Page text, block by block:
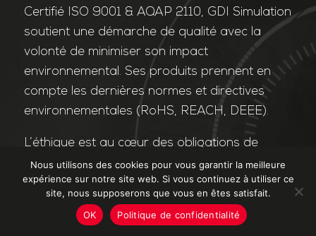
Certifié ISO 9001 & AQAP 2110, GDI Simulation
soutient une démarche de qualité avec la
volonté de minimiser son impact
environnemental. Ses produits prennent en
compte les dernières normes et directives
environnementales (RoHS, REACH, DEEE).
L’éthique est au cœur des obligations de
l’entreprise et de ses valeurs. Nos affaires
sont conduites dans le strict respect des
différentes lois applicables dans le domaine
de la lutte contre la corruption et le trafic
Nous utilisons des cookies pour vous garantir la meilleure
expérience sur notre site web. Si vous continuez à utiliser ce
site, nous supposerons que vous en êtes satisfait.
OK
Politique de confidentialité